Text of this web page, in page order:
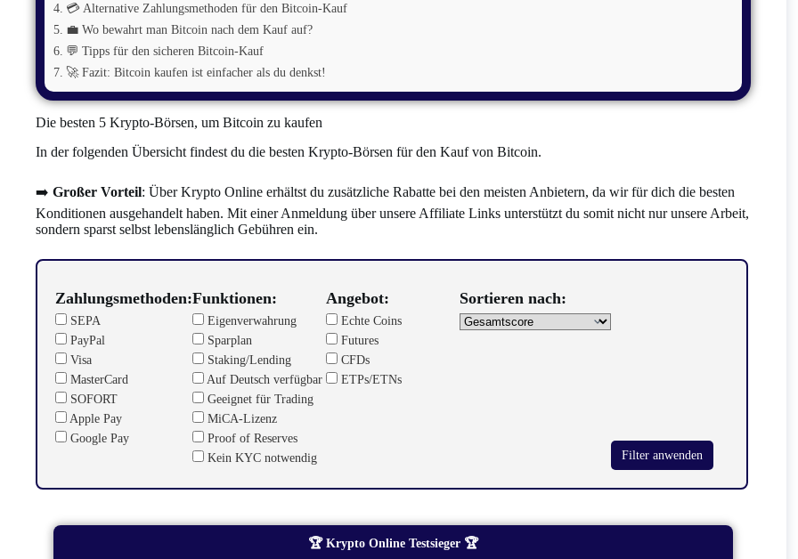
💳 Alternative Zahlungsmethoden für den Bitcoin-Kauf
💼 Wo bewahrt man Bitcoin nach dem Kauf auf?
💬 Tipps für den sicheren Bitcoin-Kauf
🚀 Fazit: Bitcoin kaufen ist einfacher als du denkst!
Die besten 5 Krypto-Börsen, um Bitcoin zu kaufen
In der folgenden Übersicht findest du die besten Krypto-Börsen für den Kauf von Bitcoin.
➡️ Großer Vorteil: Über Krypto Online erhältst du zusätzliche Rabatte bei den meisten Anbietern, da wir für dich die besten
Konditionen ausgehandelt haben. Mit einer Anmeldung über unsere Affiliate Links unterstützt du somit nicht nur unsere Arbeit,
sondern sparst selbst lebenslänglich Gebühren ein.
Zahlungsmethoden:
SEPA
PayPal
Visa
MasterCard
SOFORT
Apple Pay
Google Pay
Funktionen:
Eigenverwahrung
Sparplan
Staking/Lending
Auf Deutsch verfügbar
Geeignet für Trading
MiCA-Lizenz
Proof of Reserves
Kein KYC notwendig
Angebot:
Echte Coins
Futures
CFDs
ETPs/ETNs
Sortieren nach:
Filter anwenden
🏆 Krypto Online Testsieger 🏆